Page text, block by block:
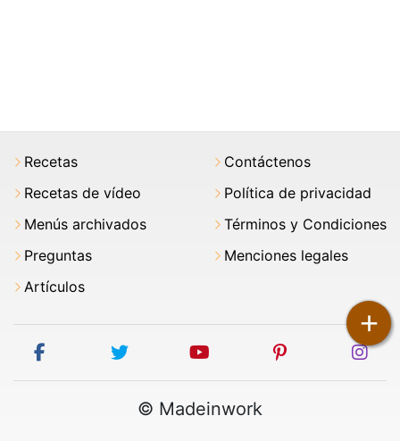
+
Recetas
Recetas de vídeo
Menús archivados
Preguntas
Artículos
Contáctenos
Política de privacidad
Términos y Condiciones
Menciones legales
facebook twitter youtube pinterest
© Madeinwork